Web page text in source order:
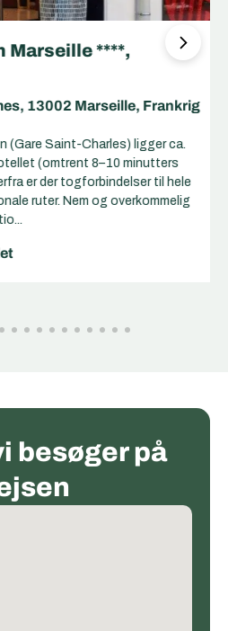
****,
13002 Marseille, Frankrig
Saint-Charles) ligger ca.
(omtrent 8–10 minutters
er der togforbindelser til hele
ruter. Nem og overkommelig
besøger på